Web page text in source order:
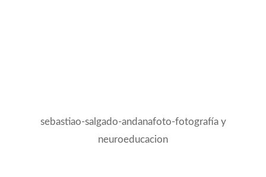
sebastiao-salgado-andanafoto-fotografía y
neuroeducacion